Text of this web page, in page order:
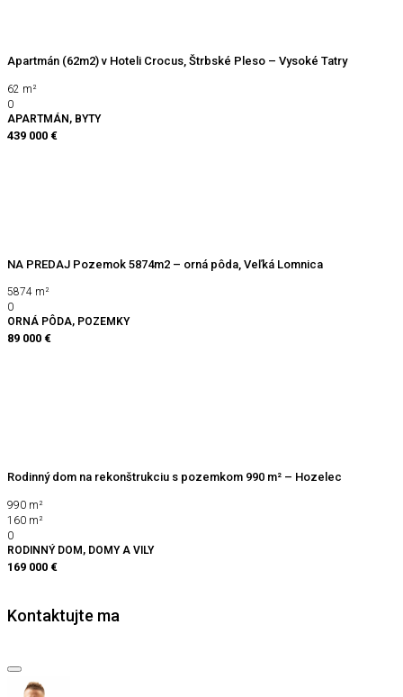
Apartmán (62m2) v Hoteli Crocus, Štrbské Pleso – Vysoké Tatry
62 m²
0
APARTMÁN, BYTY
439 000 €
NA PREDAJ Pozemok 5874m2 – orná pôda, Veľká Lomnica
5874 m²
0
ORNÁ PÔDA, POZEMKY
89 000 €
Rodinný dom na rekonštrukciu s pozemkom 990 m² – Hozelec
990 m²
160 m²
0
RODINNÝ DOM, DOMY A VILY
169 000 €
Kontaktujte ma